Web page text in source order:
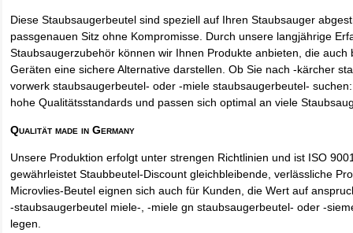
Diese Staubsaugerbeutel sind speziell auf Ihren Staubsauger
passgenauen Sitz ohne Kompromisse. Durch unsere langjährige
Staubsaugerzubehör können wir Ihnen Produkte anbieten, die auch
Geräten eine sichere Alternative darstellen. Ob Sie nach -kärcher
vorwerk staubsaugerbeutel- oder -miele staubsaugerbeutel-
hohe Qualitätsstandards und passen sich optimal an viele
Qualität made in Germany
Unsere Produktion erfolgt unter strengen Richtlinien und ist ISO
gewährleistet Staubbeutel-Discount gleichbleibende, verlässliche
Microvlies-Beutel eignen sich auch für Kunden, die Wert auf
-staubsaugerbeutel miele-, -miele gn staubsaugerbeutel- oder -
legen.